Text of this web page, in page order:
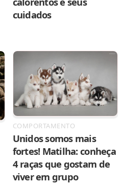
cuidados
COMPORTAMENTO
Unidos somos mais
fortes! Matilha: conheça
4 raças que gostam de
viver em grupo